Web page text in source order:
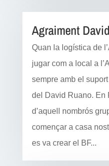
Agraiment
Quan la logística de
jugar com a local a
sempre amb el
del David Ruano. En
d’aquell nombrós
començar a casa
es va crear el BF...